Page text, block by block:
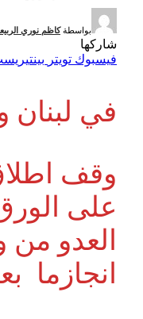
بواسطة كاظم نوري الربيعي
شاركها
فيسبوك تويتر
في لبنان
وقف
على
العدو من
انجازما